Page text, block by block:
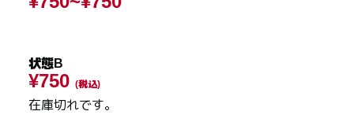
状態B
¥750 (税込)
在庫切れです。